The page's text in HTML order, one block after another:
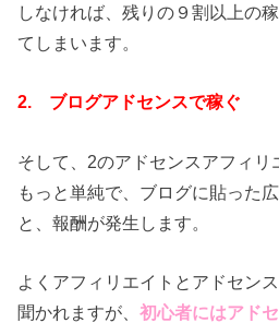
しなければ、残りの９割以上の
てしまいます。
2. ブログアドセンスで稼ぐ
そして、2のアドセンスアフィリ
もっと単純で、ブログに貼った
と、報酬が発生します。
よくアフィリエイトとアドセン
聞かれますが、初心者にはアド